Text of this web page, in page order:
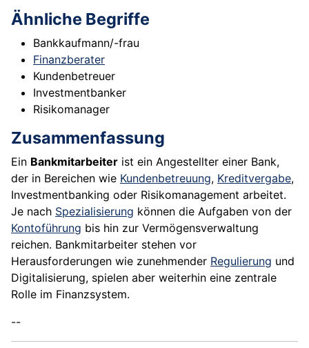
Ähnliche Begriffe
Bankkaufmann/-frau
Finanzberater
Kundenbetreuer
Investmentbanker
Risikomanager
Zusammenfassung
Ein Bankmitarbeiter ist ein Angestellter einer Bank,
der in Bereichen wie Kundenbetreuung, Kreditvergabe,
Investmentbanking oder Risikomanagement arbeitet.
Je nach Spezialisierung können die Aufgaben von der
Kontoführung bis hin zur Vermögensverwaltung
reichen. Bankmitarbeiter stehen vor
Herausforderungen wie zunehmender Regulierung und
Digitalisierung, spielen aber weiterhin eine zentrale
Rolle im Finanzsystem.
--